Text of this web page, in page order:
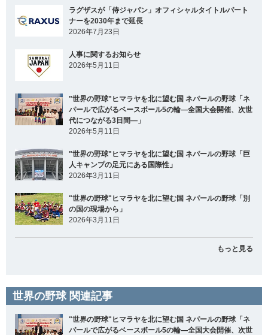
ラグザスが「侍ジャパン」オフィシャルタイトルパート
ナーを2030年まで延長
2026年7月23日
人事に関するお知らせ
2026年5月11日
"世界の野球"ヒマラヤを北に望む国 ネパールの野球「ネ
パールで広がるベースボール5の輪―全国大会開催、次世
代につながる3日間―」
2026年5月11日
"世界の野球"ヒマラヤを北に望む国 ネパールの野球「巨
人キャンプの足元にある国際性」
2026年3月11日
"世界の野球"ヒマラヤを北に望む国 ネパールの野球「別
の国の現場から」
2026年3月11日
もっと見る
世界の野球 関連記事
"世界の野球"ヒマラヤを北に望む国 ネパールの野球「ネ
パールで広がるベースボール5の輪―全国大会開催、次世